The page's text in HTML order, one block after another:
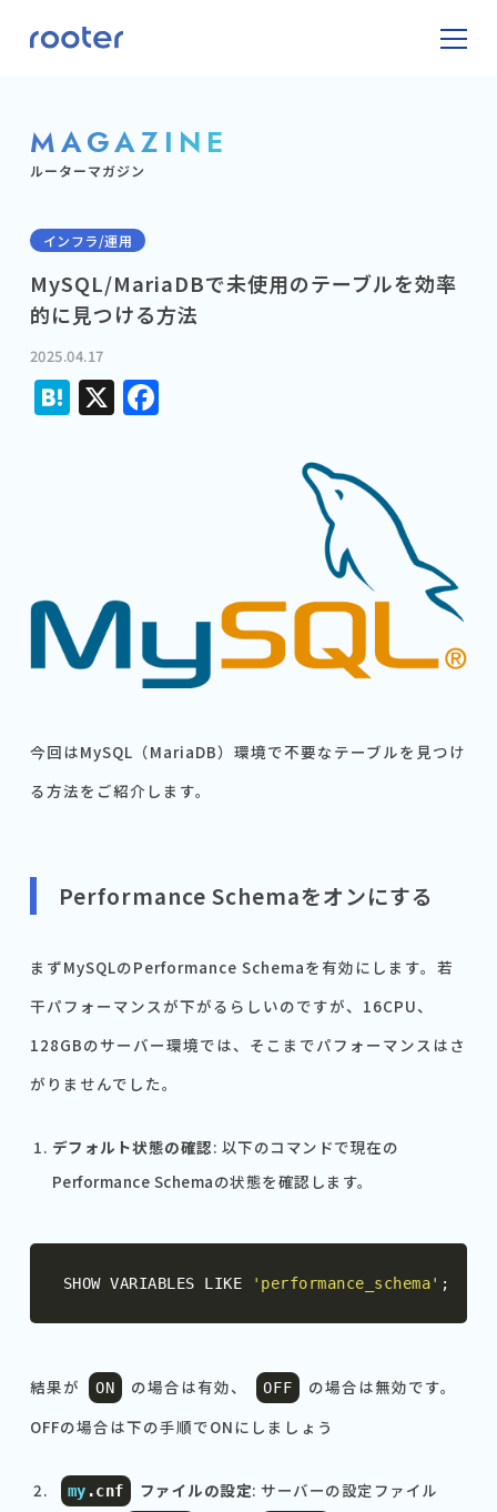
MAGAZINE
ルーターマガジン
インフラ/運用
MySQL/MariaDBで未使用のテーブルを効率
的に見つける方法
2025.04.17
Hatena
X Facebook
今回はMySQL（MariaDB）環境で不要なテーブルを見つけ
る方法をご紹介します。
Performance Schemaをオンにする
まずMySQLのPerformance Schemaを有効にします。若
干パフォーマンスが下がるらしいのですが、16CPU、
128GBのサーバー環境では、そこまでパフォーマンスはさ
がりませんでした。
デフォルト状態の確認: 以下のコマンドで現在の
Performance Schemaの状態を確認します。
SHOW VARIABLES LIKE 'performance_schema' ;
結果が ON の場合は有効、 OFF
の場合は無効です。
OFFの場合は下の手順でONにしましょう
my .cnf ファイルの設定: サーバーの設定ファイル